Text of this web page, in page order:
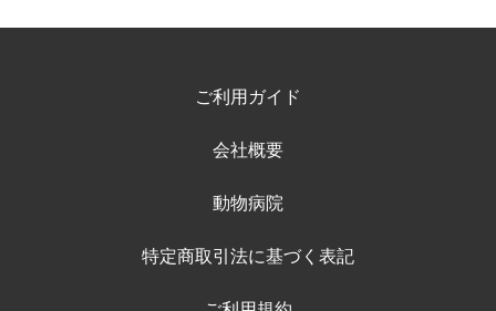
ご利用ガイド
会社概要
動物病院
特定商取引法に基づく表記